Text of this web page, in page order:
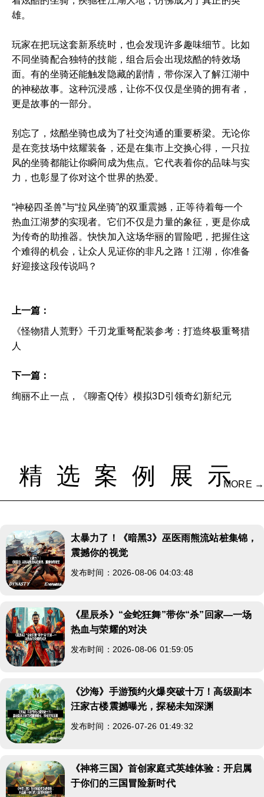
雄。
玩家在把玩这套新系统时，也会发现许多趣味细节。比如
不同坐骑配合独特的技能，组合后会出现炫酷的特效场
面。有的坐骑还能触发隐藏的剧情，带你深入了解江湖中
的神秘故事。这种沉浸感，让你不仅仅是坐骑的拥有者，
更是故事的一部分。
别忘了，炫酷坐骑也成为了社交沟通的重要桥梁。无论你
是在竞技场中炫耀装备，还是在集市上交换心得，一只拉
风的坐骑都能让你瞬间成为焦点。它代表着你的品味与实
力，也彰显了你对这个世界的热爱。
“神秘四圣兽”与“拉风坐骑”的双重震撼，正等待着每一个
热血江湖梦的实现者。它们不仅是力量的象征，更是你成
为传奇的助推器。快快加入这场华丽的冒险吧，把握住这
个难得的机会，让众人见证你的非凡之路！江湖，你准备
好迎接这段传说吗？
上一篇：
《怪物猎人荒野》千刃龙重弩配装参考：打造终极重弩猎
人
下一篇：
绚丽不止一点，《聊斋Q传》模拟3D引领奇幻新纪元
精选案例展示MORE →
太暴力了！《暗黑3》巫医雨熊流站桩集锦，
震撼你的视觉
发布时间：2026-08-06 04:03:48
《星辰杀》“金蛇狂舞”带你“杀”回家—一场
热血与荣耀的对决
发布时间：2026-08-06 01:59:05
《沙海》手游预约火爆突破十万！高级副本
汪家古楼震撼曝光，探秘未知深渊
发布时间：2026-07-26 01:49:32
《神将三国》首创家庭式英雄体验：开启属
于你们的三国冒险新时代